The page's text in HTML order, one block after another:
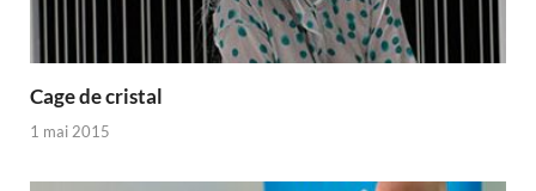
Cage de cristal
1 mai 2015